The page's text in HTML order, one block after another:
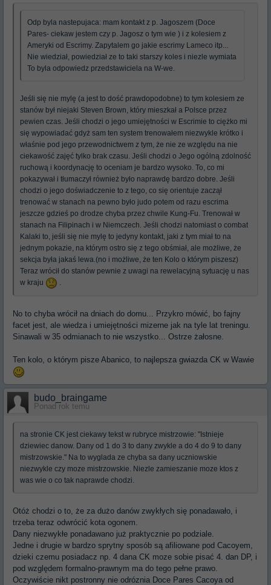
Odp byla nastepujaca: mam kontakt z p. Jagoszem (Doce
Pares- ciekaw jestem czy p. Jagosz o tym wie ) i z kolesiem z
Ameryki od Escrimy. Zapytalem go jakie escrimy Lameco itp...
Nie wiedział, powiedział ze to taki starszy koles i niezle wymiata
To byla odpowiedz przedstawiciela na W-we.
Jeśli się nie mylę (a jest to dość prawdopodobne) to tym kolesiem ze
stanów był niejaki Steven Brown, który mieszkał a Polsce przez
pewien czas. Jeśli chodzi o jego umiejętności w Escrimie to ciężko mi
się wypowiadać gdyż sam ten system trenowałem niezwykle krótko i
właśnie pod jego przewodnictwem z tym, że nie ze względu na nie
ciekawość zajęć tylko brak czasu. Jeśli chodzi o Jego ogólną zdolność
ruchową i koordynację to oceniam je bardzo wysoko. To, co mi
pokazywał i tłumaczył również było naprawdę bardzo dobre. Jeśli
chodzi o jego doświadczenie to z tego, co się orientuje zaczął
trenować w stanach na pewno było judo potem od razu escrima
jeszcze gdzieś po drodze chyba przez chwile Kung-Fu. Trenował w
stanach na Filipinach i w Niemczech. Jeśli chodzi natomiast o combat
Kalaki to, jeśli się nie mylę to jedyny kontakt, jaki z tym miał to na
jednym pokazie, na którym ostro się z tego obśmiał, ale możliwe, że
sekcja była jakaś lewa.(no i możliwe, że ten Kolo o którym piszesz)
Teraz wrócił do stanów pewnie z uwagi na rewelacyjną sytuację u nas
w kraju
.
No to chyba wrócił na dniach do domu... Przykro mówić, bo fajny
facet jest, ale wiedza i umiejętności mizerne jak na tyle lat treningu.
Sinawali w 35 odmianach to nie wszystko... Ostrze żałosne.
Ten kolo, o którym pisze Abanico, to najlepsza gwiazda CK w Wawie
budo_braingame
Ponad rok temu
na stronie CK jest ciekawy tekst w rubryce mistrzowie: "Istnieje
dziewiec danow. Dany od 1 do 3 to dany zwykle a do 4 do 9 to dany
mistrzowskie." Na to wyglada ze chyba sa dany uczniowskie
niezwykle czy moze mistrzowskie. Niezle zamieszanie moze ktos z
was wie o co tak naprawde chodzi.
Otóż chodzi o to, że za dużo danów zwykłych się ponadawało, i
trzeba teraz odwrócić kota ogonem.
Dany niezwykłe ponadawano już praktycznie po podziale.
Jedne i drugie w bardzo sprytny sposób są afiliowane pod Cacoyem,
dzieki czemu posiadacz np. 4 dana CK moze sobie pisać 4. dan DP, i
pod względem formalno-prawnym ma do tego pełne prawo.
Oczywiście nikt postronny nie odróznia Doce Pares Cacoya od